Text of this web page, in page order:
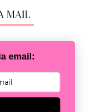
MAIL
email: